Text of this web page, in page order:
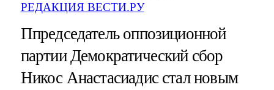
РЕДАКЦИЯ ВЕСТИ.РУ
Ппредседатель оппозиционной
партии Демократический сбор
Никос Анастасиадис стал новым